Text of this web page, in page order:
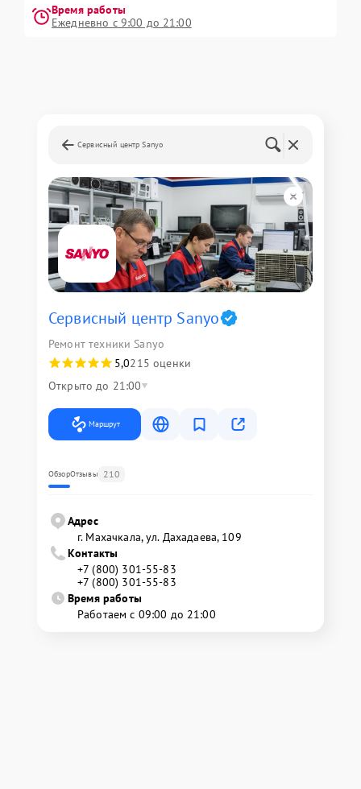
Время работы
Ежедневно с 9:00 до 21:00
Сервисный центр Sanyo
Сервисный центр Sanyo
Ремонт техники Sanyo
5,0215 оценки
Открыто до 21:00
Маршрут
ОбзорОтзывы 210
Адрес
г. Махачкала, ул. Дахадаева, 109
Контакты
+7 (800) 301-55-83
+7 (800) 301-55-83
Время работы
Работаем с 09:00 до 21:00